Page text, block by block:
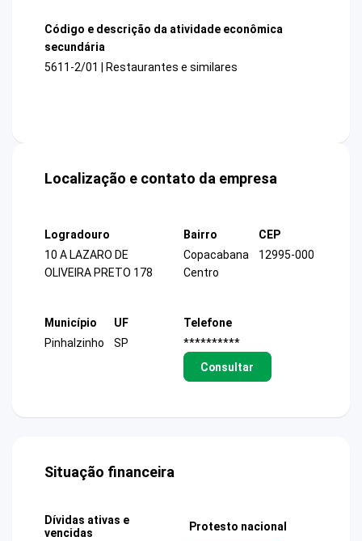
Código e descrição da atividade econômica
secundária
5611-2/01 | Restaurantes e similares
Localização e contato da empresa
Logradouro
10 A LAZARO DE
OLIVEIRA PRETO 178
Bairro
Copacabana
Centro
CEP
12995-000
Município
Pinhalzinho
UF
SP
Telefone
**********
Consultar
Situação financeira
Dívidas ativas e
vencidas
Protesto nacional